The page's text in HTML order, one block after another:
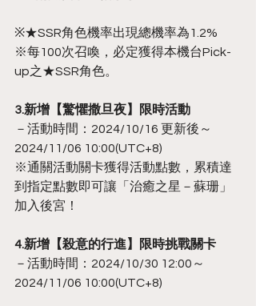
※★SSR角色機率出現總機率為1.2%
※每100次召喚，必定獲得本機台Pick-
up之★SSR角色。
3.新增【驚懼撒旦夜】限時活動
－活動時間：2024/10/16 更新後～
2024/11/06 10:00(UTC+8)
※通關活動關卡獲得活動點數，累積達
到指定點數即可讓「治癒之星－蘇珊」
加入後宮！
4.新增【殺意的行進】限時挑戰關卡
－活動時間：2024/10/30 12:00～
2024/11/06 10:00(UTC+8)